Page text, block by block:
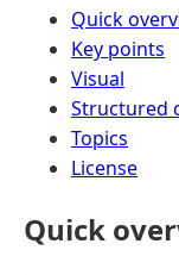
Quick
Key points
Visual
Structured
Topics
License
Quick